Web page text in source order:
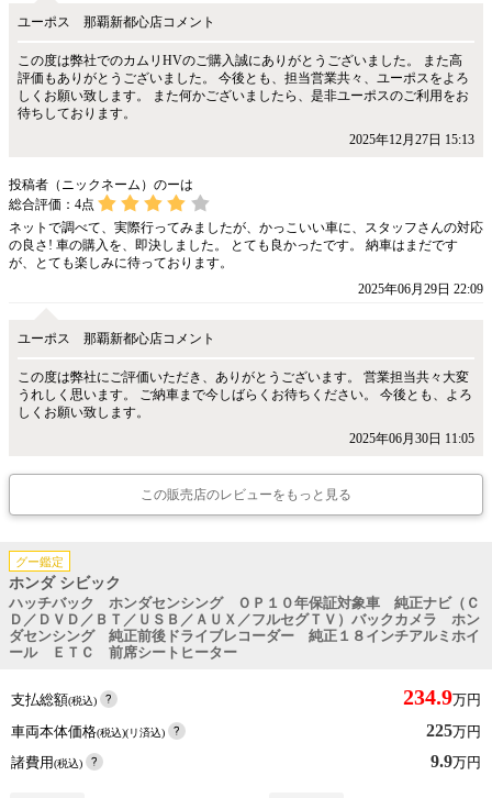
ユーポス 那覇新都心店コメント
この度は弊社でのカムリHVのご購入誠にありがとうございました。 また高
評価もありがとうございました。 今後とも、担当営業共々、ユーポスをよろ
しくお願い致します。 また何かございましたら、是非ユーポスのご利用をお
待ちしております。
2025年12月27日 15:13
投稿者（ニックネーム）のーは
総合評価： 4点
ネットで調べて、実際行ってみましたが、かっこいい車に、スタッフさんの対応
の良さ! 車の購入を、即決しました。 とても良かったです。 納車はまだです
が、とても楽しみに待っております。
2025年06月29日 22:09
ユーポス 那覇新都心店コメント
この度は弊社にご評価いただき、ありがとうございます。 営業担当共々大変
うれしく思います。 ご納車まで今しばらくお待ちください。 今後とも、よろ
しくお願い致します。
2025年06月30日 11:05
この販売店のレビューをもっと見る
グー鑑定
ホンダ シビック
ハッチバック ホンダセンシング ＯＰ１０年保証対象車 純正ナビ（Ｃ
Ｄ／ＤＶＤ／ＢＴ／ＵＳＢ／ＡＵＸ／フルセグＴＶ）バックカメラ ホン
ダセンシング 純正前後ドライブレコーダー 純正１８インチアルミホイ
ール ＥＴＣ 前席シートヒーター
支払総額(税込) 234.9万円
車両本体価格(税込)(リ済込) 225万円
諸費用(税込) 9.9万円